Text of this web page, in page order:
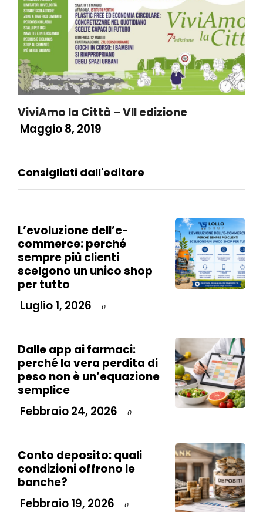
ViviAmo la Città – VII edizione
Maggio 8, 2019
Consigliati dall'editore
L’evoluzione dell’e-
commerce: perché
sempre più clienti
scelgono un unico shop
per tutto
Luglio 1, 2026
0
Dalle app ai farmaci:
perché la vera perdita di
peso non è un’equazione
semplice
Febbraio 24, 2026
0
Conto deposito: quali
condizioni offrono le
banche?
Febbraio 19, 2026
0